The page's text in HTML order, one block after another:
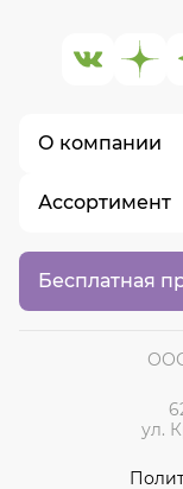
ул.
Бесплатная
О компании
О нас
Контакты
Вакансии
Ассортимент
Медицинские